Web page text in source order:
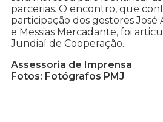
parcerias. O encontro, que
participação dos gestores José
e Messias Mercadante, foi
Jundiaí de Cooperação.
Assessoria de Imprensa
Fotos: Fotógrafos PMJ